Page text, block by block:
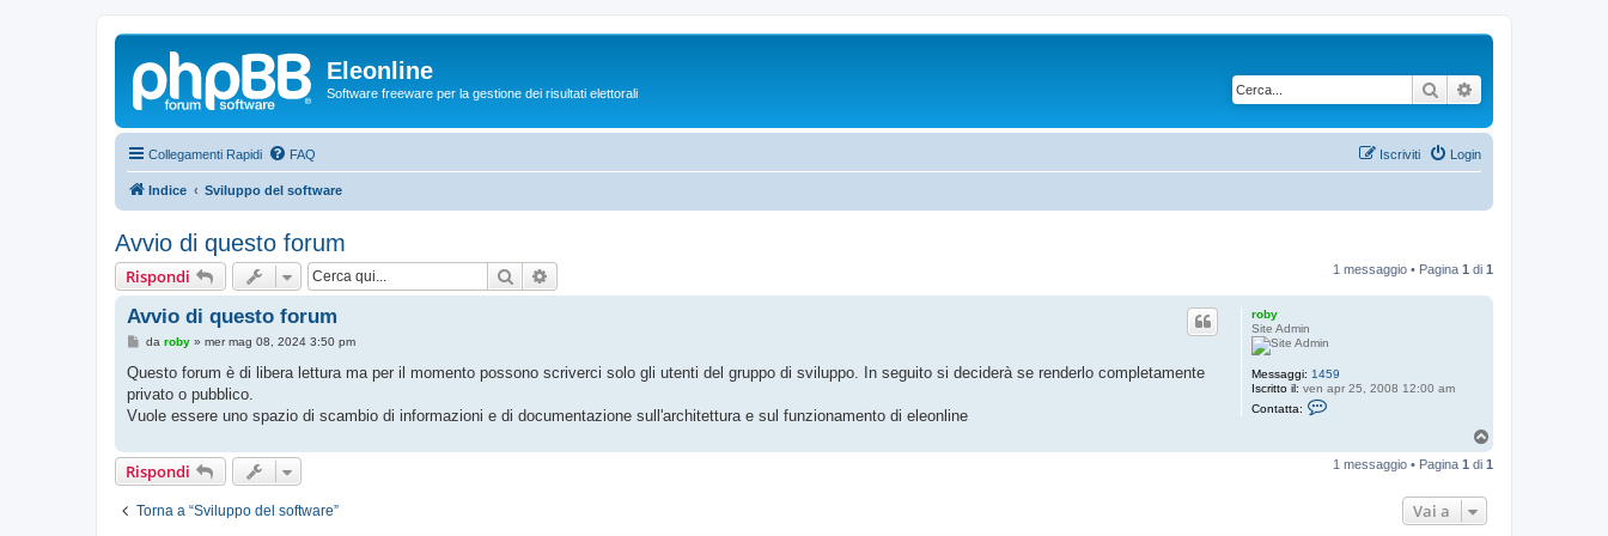
Eleonline
Software freeware per la gestione dei risultati elettorali Cerca
Collegamenti Rapidi FAQ Login
Iscriviti
Indice Sviluppo del software
Avvio di questo forum
Rispondi Cerca 1 messaggio • Pagina 1 di 1
roby
Site Admin
Messaggi: 1459
Iscritto il: ven apr 25, 2008 12:00 am
Contatta:
a
Avvio di questo forum
M
s
a
g
o
da roby» mer mag 08, 2024 3:50 pm
Questo forum è di libera lettura ma per il momento possono scriverci solo gli utenti del gruppo di sviluppo. In seguito si deciderà se renderlo completamente
privato o pubblico.
Vuole essere uno spazio di scambio di informazioni e di documentazione sull'architettura e sul funzionamento di eleonline
p
Rispondi 1 messaggio • Pagina 1 di 1
Torna a “Sviluppo del software” Vai a